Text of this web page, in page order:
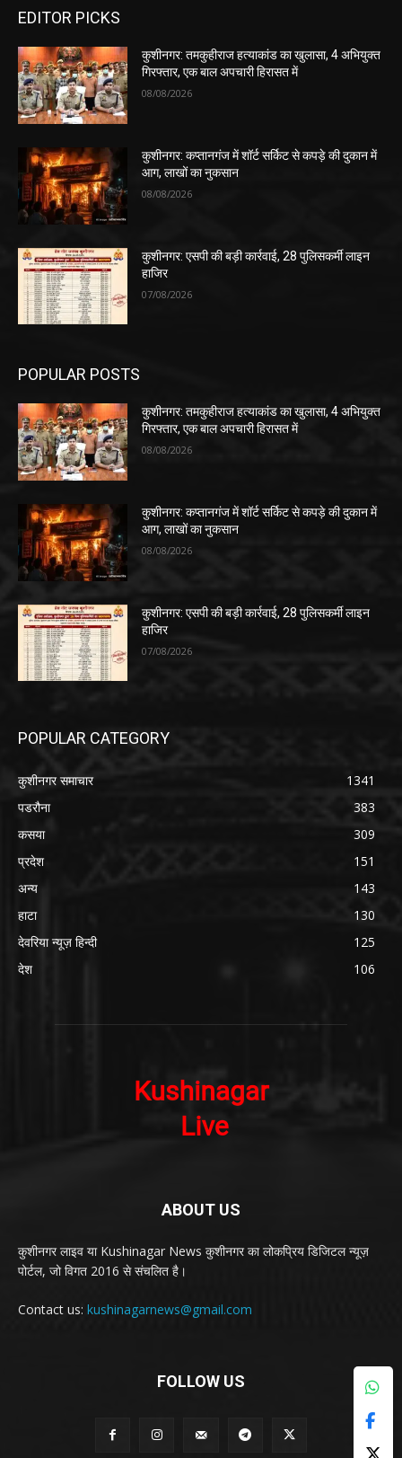
EDITOR PICKS
कुशीनगर: तमकुहीराज हत्याकांड का खुलासा, 4 अभियुक्त
गिरफ्तार, एक बाल अपचारी हिरासत में
08/08/2026
कुशीनगर: कप्तानगंज में शॉर्ट सर्किट से कपड़े की दुकान में
आग, लाखों का नुकसान
08/08/2026
कुशीनगर: एसपी की बड़ी कार्रवाई, 28 पुलिसकर्मी लाइन
हाजिर
07/08/2026
POPULAR POSTS
कुशीनगर: तमकुहीराज हत्याकांड का खुलासा, 4 अभियुक्त
गिरफ्तार, एक बाल अपचारी हिरासत में
08/08/2026
कुशीनगर: कप्तानगंज में शॉर्ट सर्किट से कपड़े की दुकान में
आग, लाखों का नुकसान
08/08/2026
कुशीनगर: एसपी की बड़ी कार्रवाई, 28 पुलिसकर्मी लाइन
हाजिर
07/08/2026
POPULAR CATEGORY
कुशीनगर समाचार
1341
पडरौना
383
कसया
309
प्रदेश
151
अन्य
143
हाटा
130
देवरिया न्यूज़ हिन्दी
125
देश
106
ABOUT US
कुशीनगर लाइव या Kushinagar News कुशीनगर का लोकप्रिय डिजिटल न्यूज़
पोर्टल, जो विगत 2016 से संचलित है।
Contact us: kushinagarnews@gmail.com
FOLLOW US